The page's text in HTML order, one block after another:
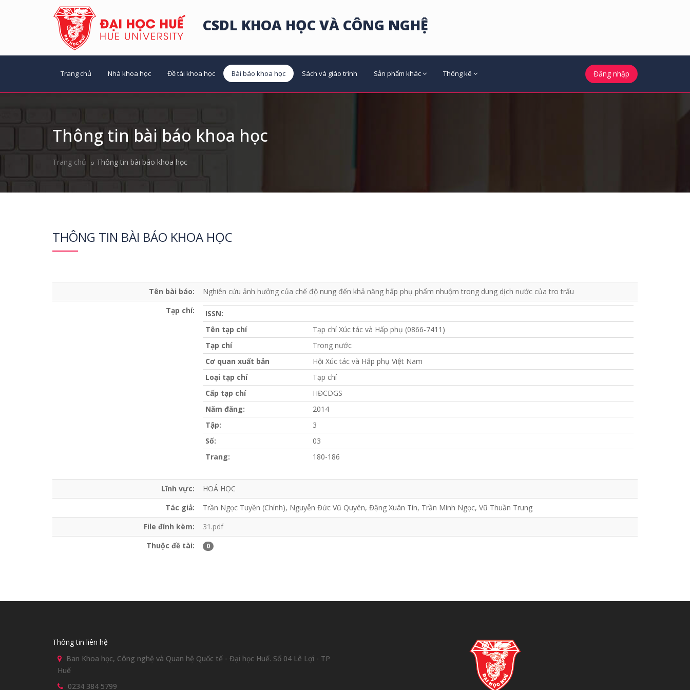
CSDL KHOA HỌC VÀ CÔNG NGHỆ
Trang chủ Nhà khoa học Đề tài khoa học Bài báo khoa học Sách và giáo trình Sản phẩm khác Thống kê Đăng nhập
Thông tin bài báo khoa học
Trang chủ Thông tin bài báo khoa học
THÔNG TIN BÀI BÁO KHOA HỌC
Tên bài báo:
Nghiên cứu ảnh hưởng của chế độ nung đến khả năng hấp phụ phẩm nhuộm trong dung dịch nước của tro trấu
Tạp chí:
ISSN:
Tên tạp chí
Tạp chí Xúc tác và Hấp phụ (0866-7411)
Tạp chí
Trong nước
Cơ quan xuất bản
Hội Xúc tác và Hấp phụ Việt Nam
Loại tạp chí
Tạp chí
Cấp tạp chí
HĐCDGS
Năm đăng:
2014
Tập:
3
Số:
03
Trang:
180-186
Lĩnh vực:
HOÁ HỌC
Tác giả:
Trần Ngọc Tuyền (Chính), Nguyễn Đức Vũ Quyên, Đặng Xuân Tín, Trần Minh Ngọc, Vũ Thuần Trung
File đính kèm:
31.pdf
Thuộc đề tài:
0
Thông tin liên hệ
Ban Khoa học, Công nghệ và Quan hệ Quốc tế - Đại học Huế. Số 04 Lê Lợi - TP
Huế
0234 384 5799